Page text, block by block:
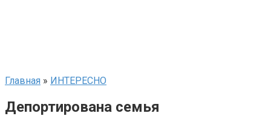
Главная » ИНТЕРЕСНО
Депортирована семья